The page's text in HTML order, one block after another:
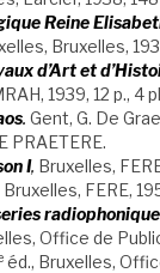
Reine
Bruxelles,
d’Art et
1939, 12 p., 4
. Gent, G. De
PRAETERE.
I, Bruxelles,
Bruxelles, FERE,
Office de
éd., Bruxelles,